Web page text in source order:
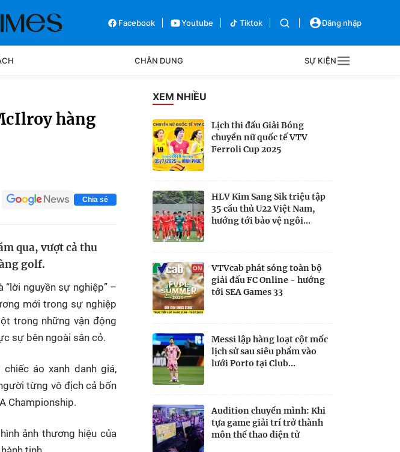
Facebook Youtube Tiktok Đăng nhập
CHÂN DUNG SỰ KIỆN
Bên lề
hàng
Chia sẻ
qua, vượt cả thu
golf.
nguyền sự nghiệp” –
mới trong sự nghiệp
trong những vận động
sự bên ngoài sân cỏ.
áo xanh danh giá,
từng vô địch cả bốn
Championship.
ảnh thương hiệu của
XEM NHIỀU
Lịch thi đấu Giải Bóng
chuyền nữ quốc tế VTV
Ferroli Cup 2025
HLV Kim Sang Sik triệu tập
35 cầu thủ U22 Việt Nam,
hướng tới bảo vệ ngôi...
VTVcab phát sóng toàn bộ
giải đấu FC Online - hướng
tới SEA Games 33
Messi lập hàng loạt cột mốc
lịch sử sau siêu phẩm vào
lưới Porto tại Club...
Audition chuyển mình: Khi
tựa game giải trí trở thành
môn thể thao điện tử